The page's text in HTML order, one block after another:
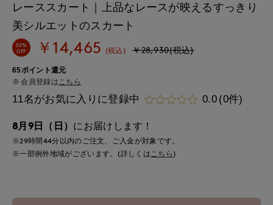
レーススカート｜上品なレースが映えるすっきり
美シルエットのスカート
50%
OFF
￥14,465 (税込) ￥28,930(税込)
65ポイント還元
会員登録は こちら
11名がお気に入りに登録中 0.0 (0件)
8月9日（日） にお届けします！
※29時間44分以内のご注文、ご入金が対象です。
※一部例外地域がございます。(詳しくはこちら )